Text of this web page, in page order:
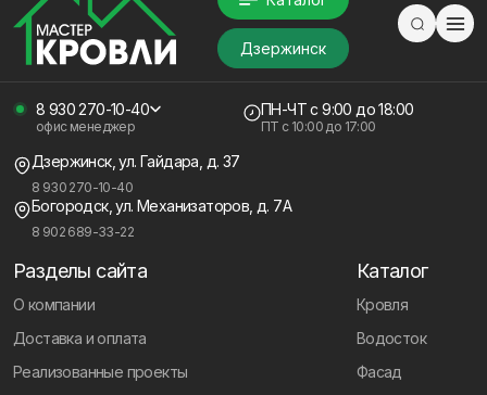
Дзержинск
8 930 270-10-40
офис менеджер
ПН-ЧТс 9:00 до 18:00
ПТ с 10:00 до 17:00
Дзержинск, ул. Гайдара, д. 37
8 930 270-10-40
Богородск, ул. Механизаторов, д. 7А
8 902 689-33-22
Разделы сайта
О компании
Доставка и оплата
Реализованные проекты
Каталог
Кровля
Водосток
Фасад